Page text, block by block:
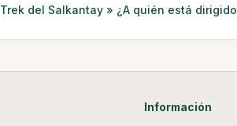
Trek del Salkantay » ¿A quién está
Información